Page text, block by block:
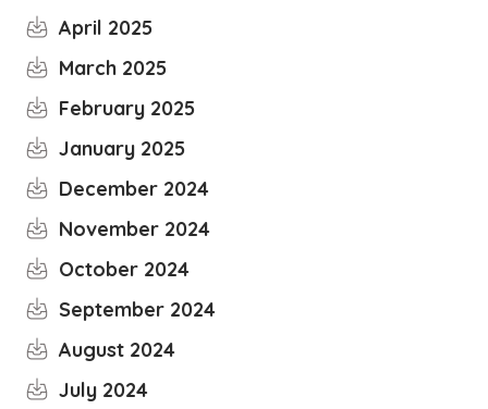
April 2025
March 2025
February 2025
January 2025
December 2024
November 2024
October 2024
September 2024
August 2024
July 2024